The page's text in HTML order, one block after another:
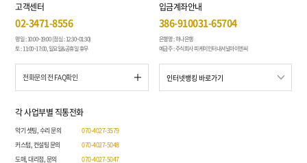
고객센터
02-3471-8556
평일 : 10:00~19:00 (점심 : 12:30~01:30)
토 : 11:00~17:00, 일요일&공휴일 휴무
전화문의 전 FAQ확인
입금계좌안내
386-910031-65704
은행명 : 하나은행
예금주 : 주식회사 피케이인터내셔널아이엔씨
각 사업부별 직통전화
악기 셋팅, 수리 문의
070-4027-3579
커스텀, 컨설팅 문의
070-4027-5048
도매, 대리점, 문의
070-4027-5047